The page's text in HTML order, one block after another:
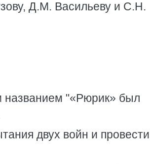
Д.М. Васильеву и С.Н.
названием "«Рюрик» был
двух войн и